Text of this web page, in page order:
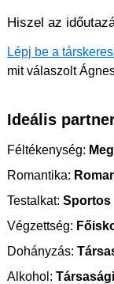
Hiszel az
Lépj be a
mit válaszolt
Ideális
Féltékenység:
Romantika:
Testalkat: Sportos
Végzettség:
Dohányzás:
Alkohol: